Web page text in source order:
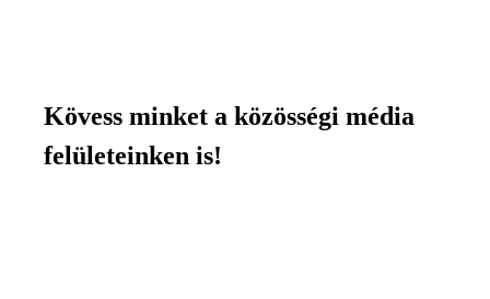
Kövess minket a közösségi média
felületeinken is!